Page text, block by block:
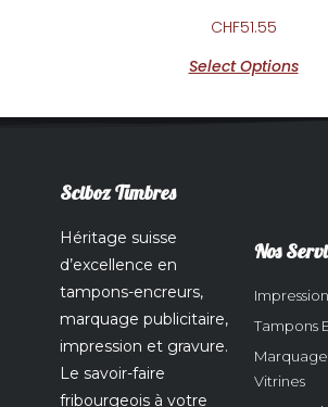
CHF51.55
Select Options
Sciboz Timbres
Héritage suisse
d’excellence en
tampons-encreurs,
marquage publicitaire,
impression et gravure.
Le savoir-faire
fribourgeois à votre
Nos
Tampons
Vitrines